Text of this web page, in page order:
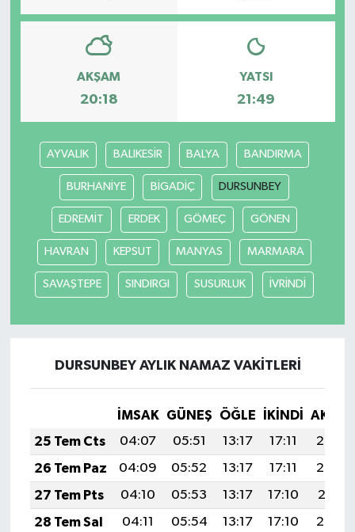
AKŞAM
20:18
YATSI
21:49
AYVALIK BALIKESİR BALYA BANDIRMA
BURHANİYE BİGADİÇ DURSUNBEY
EDREMİT ERDEK GÖMEÇ GÖNEN
HAVRAN KEPSUT MANYAS MARMARA
SAVAŞTEPE SINDIRGI SUSURLUK İVRİNDİ
DURSUNBEY AYLIK NAMAZ VAKITLERI
İMSAK GÜNEŞ ÖĞLE İKINDI
25 Tem Cts
04:07 05:51 13:17 17:11
20:33
26 Tem Paz
04:09 05:52 13:17 17:11
20:32
27 Tem Pts
04:10 05:53 13:17 17:10
20:31
28 Tem Sal
04:11 05:54 13:17 17:10
20:30